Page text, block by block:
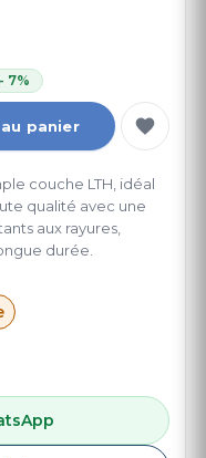
panier
7%
couche LTH, idéal
qualité avec une
aux rayures,
durée.